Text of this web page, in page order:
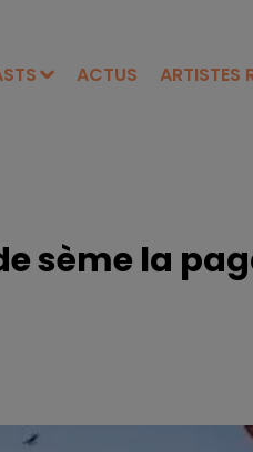
ACTUS ARTISTES
sème la